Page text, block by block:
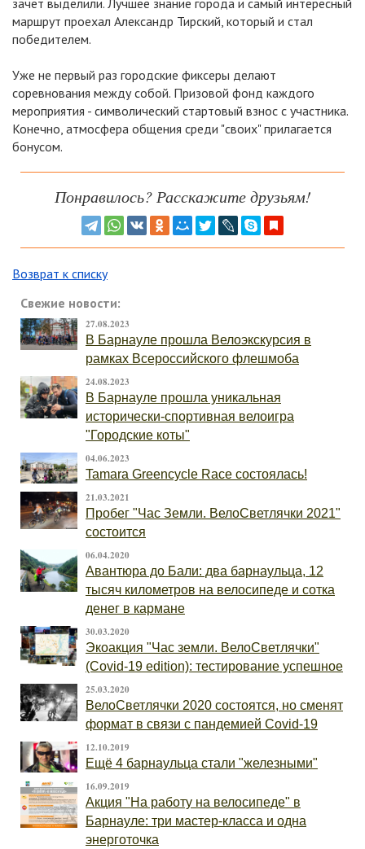
маршрут проехал Александр Тирский, который и стал
победителем.
Уже не первый раз городские фиксеры делают
соревнования между собой. Призовой фонд каждого
мероприятия - символический стартовый взнос с участника.
Конечно, атмосфера общения среди "своих" прилагается
бонусом.
Понравилось? Расскажите друзьям!
Возврат к списку
Свежие новости:
27.08.2023
В Барнауле прошла Велоэкскурсия в
рамках Всероссийского флешмоба
24.08.2023
В Барнауле прошла уникальная
исторически-спортивная велоигра
"Городские коты"
04.06.2023
Tamara Greencycle Race состоялась!
21.03.2021
Пробег "Час Земли. ВелоСветлячки 2021"
состоится
06.04.2020
Авантюра до Бали: два барнаульца, 12
тысяч километров на велосипеде и сотка
денег в кармане
30.03.2020
Экоакция "Час земли. ВелоСветлячки"
(Covid-19 edition): тестирование успешное
25.03.2020
ВелоСветлячки 2020 состоятся, но сменят
формат в связи с пандемией Covid-19
12.10.2019
Ещё 4 барнаульца стали "железными"
16.09.2019
Акция "На работу на велосипеде" в
Барнауле: три мастер-класса и одна
энерготочка